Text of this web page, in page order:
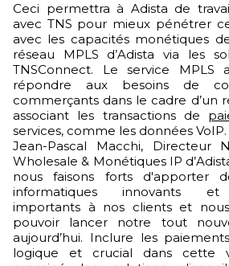
Ceci permettra à Adista de
avec TNS pour mieux pénétrer
avec les capacités monétiques
réseau MPLS d’Adista via les
TNSConnect. Le service
répondre aux besoins de
commerçants dans le cadre d’un
associant les transactions de
services, comme les données VoIP.
Jean-Pascal Macchi, Directeur
Wholesale & Monétiques IP
nous faisons forts d'apporter
informatiques innovants et
importants à nos clients et
pouvoir lancer notre tout
aujourd’hui. Inclure les
logique et crucial dans cette